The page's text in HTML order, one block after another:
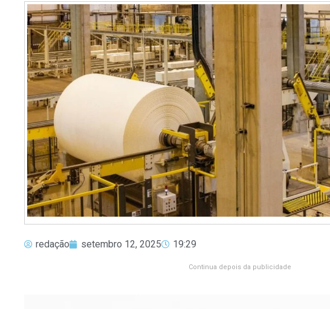
redação setembro 12, 2025 19:29
Continua depois da publicidade